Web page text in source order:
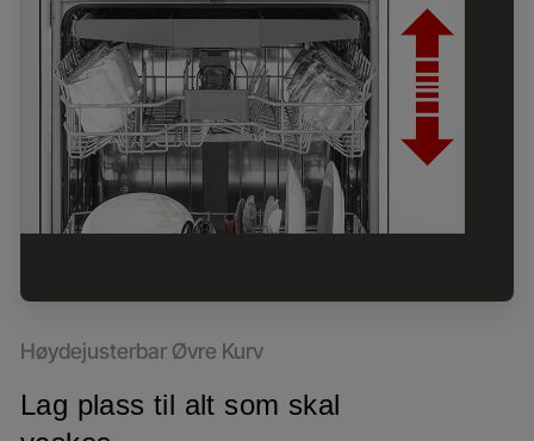
Høydejusterbar Øvre Kurv
Lag plass til alt som skal